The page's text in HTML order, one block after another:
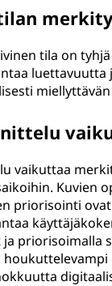
tila on
vaikuttaa
Kuvien
priorisointi
priorisoimalla